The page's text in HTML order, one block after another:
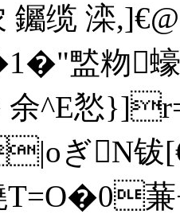
钃缆 滦
盢粅
悐
ぎN钹
T=O�0